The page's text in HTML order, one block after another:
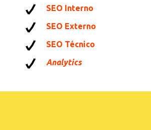
SEO Interno
SEO Externo
SEO Técnico
Analytics